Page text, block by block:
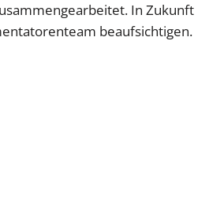
In Zukunft
beaufsichtigen.